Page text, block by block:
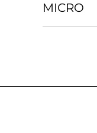
MICRO